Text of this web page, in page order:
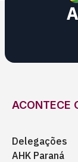
ACONTECE
Delegações
AHK Paraná